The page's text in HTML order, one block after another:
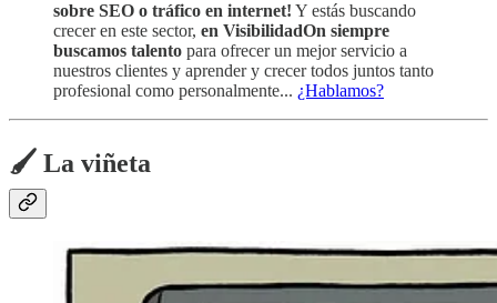
sobre SEO o tráfico en internet! Y estás buscando
crecer en este sector, en VisibilidadOn siempre
buscamos talento para ofrecer un mejor servicio a
nuestros clientes y aprender y crecer todos juntos tanto
profesional como personalmente... ¿Hablamos?
🖌️ La viñeta